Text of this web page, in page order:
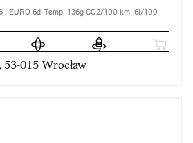
| EURO 6d-Temp, 136g CO2/100 km, 6l/100
53-015 Wrocław